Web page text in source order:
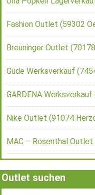
Fashion Outlet (59302
Breuninger Outlet
Güde Werksverkauf
GARDENA
Nike Outlet (91074
MAC – Rosenthal
Outlet suchen